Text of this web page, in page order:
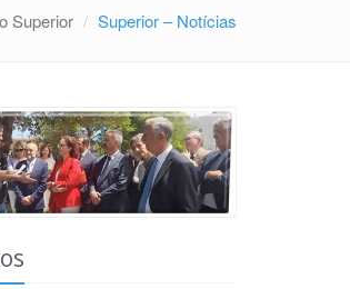
Superior Superior – Notícias